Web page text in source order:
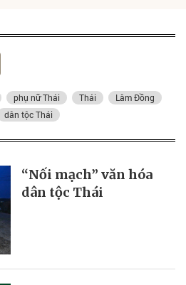
phụ nữ Thái Thái
Lâm Đồng
dân tộc Thái
“Nối mạch” văn hóa
dân tộc Thái